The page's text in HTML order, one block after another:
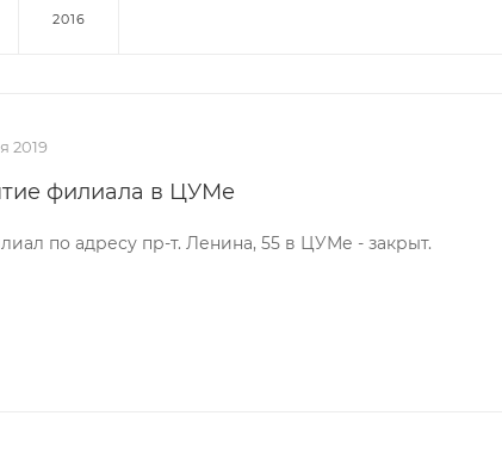
2016
2019
филиала в ЦУМе
по адресу пр-т. Ленина, 55 в ЦУМе - закрыт.